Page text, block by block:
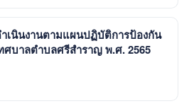
เนินงานตามแผนปฏิบัติการป้องกัน
ศบาลตำบลศรีสำราญ พ.ศ. 2565